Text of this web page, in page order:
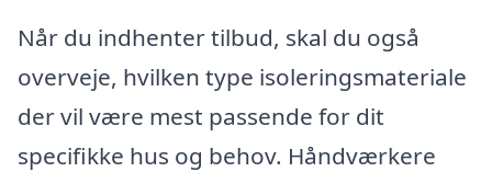
Når du indhenter tilbud, skal du også
overveje, hvilken type isoleringsmateriale
der vil være mest passende for dit
specifikke hus og behov. Håndværkere